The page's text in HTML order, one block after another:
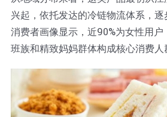
谷物棒切割
兴起，依托发达的冷链物流体系，逐
消费者画像显示，近90%为女性用户
班族和精致妈妈群体构成核心消费人